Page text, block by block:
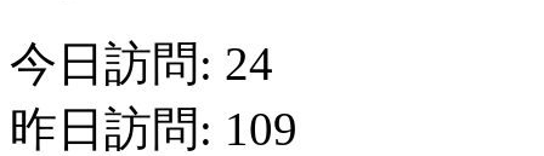
今日訪問: 24
昨日訪問: 109